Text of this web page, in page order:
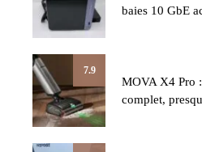
baies 10 GbE
7.9
MOVA X4 Pro
complet,